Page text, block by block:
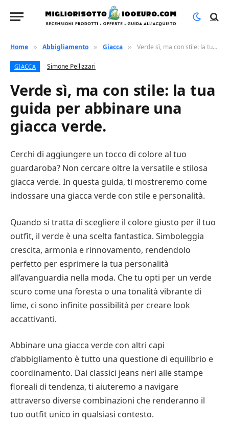
Home » Abbigliamento » Giacca » Verde sì, ma con stile: la tua guida per abbinare una giacca verde.
GIACCA Simone Pellizzari
Verde sì, ma con stile: la tua
guida per abbinare una
giacca verde.
Cerchi di aggiungere un tocco di colore al tuo
guardaroba? Non cercare oltre la versatile e stilosa
giacca verde. In questa guida, ti mostreremo come
indossare una giacca verde con stile e personalità.
Quando si tratta di scegliere il colore giusto per il tuo
outfit, il verde è una scelta fantastica. Simboleggia
crescita, armonia e rinnovamento, rendendolo
perfetto per esprimere la tua personalità
all’avanguardia nella moda. Che tu opti per un verde
scuro come una foresta o una tonalità vibrante di
lime, ci sono infinite possibilità per creare look
accattivanti.
Abbinare una giacca verde con altri capi
d’abbigliamento è tutto una questione di equilibrio e
coordinamento. Dai classici jeans neri alle stampe
floreali di tendenza, ti aiuteremo a navigare
attraverso diverse combinazioni che renderanno il
tuo outfit unico in qualsiasi contesto.